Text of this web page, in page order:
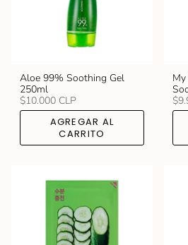
Aloe 99% Soothing Gel
250ml
$10.000 CLP
AGREGAR AL
CARRITO